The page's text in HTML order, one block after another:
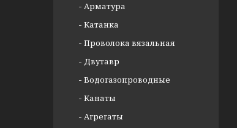
Арматура
Катанка
Проволока вязальная
Двутавр
Водогазопроводные
Канаты
Агрегаты